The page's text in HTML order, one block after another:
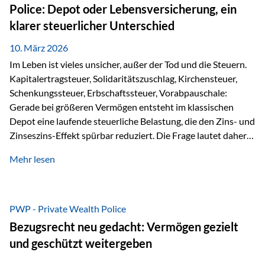
zentral erfasst und dokumentiert werden. „gut beraten“
zertifiziert Als zertifizierter Bildungsanbieter können unsere
Webinare nun für die…
Police: Depot oder Lebensversicherung, ein
klarer steuerlicher Unterschied
10. März 2026
Im Leben ist vieles unsicher, außer der Tod und die Steuern.
Kapitalertragsteuer, Solidaritätszuschlag, Kirchensteuer,
Schenkungssteuer, Erbschaftssteuer, Vorabpauschale:
Gerade bei größeren Vermögen entsteht im klassischen
Depot eine laufende steuerliche Belastung, die den Zins- und
Zinseszins-Effekt spürbar reduziert. Die Frage lautet daher:
nicht laufend Kapital entziehen – sondern möglichst lange im
Privatdepot fallen an: Abgeltungssteuer Fondsbesteuerung
(Vorabpauschale, Teilfreistellung) Kein steuerlicher Abzug
der Vermögensverwaltungs-Gebühren /
Depotbankgebühren Jährliches Steuerreporting erforderlich
Mehr lesen
PWP - Private Wealth Police
Bezugsrecht neu gedacht: Vermögen gezielt
und geschützt weitergeben